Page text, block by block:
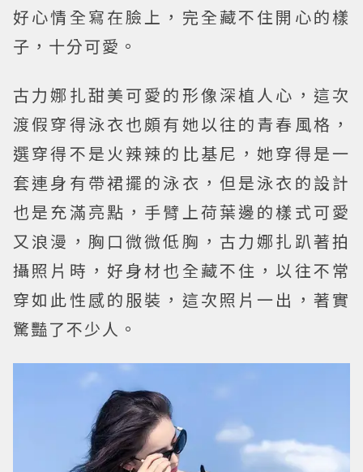
好心情全寫在臉上，完全藏不住開心的樣
子，十分可愛。
古力娜扎甜美可愛的形像深植人心，這次
渡假穿得泳衣也頗有她以往的青春風格，
選穿得不是火辣辣的比基尼，她穿得是一
套連身有帶裙擺的泳衣，但是泳衣的設計
也是充滿亮點，手臂上荷葉邊的樣式可愛
又浪漫，胸口微微低胸，古力娜扎趴著拍
攝照片時，好身材也全藏不住，以往不常
穿如此性感的服裝，這次照片一出，著實
驚豔了不少人。